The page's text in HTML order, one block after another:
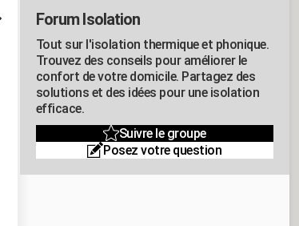
Forum Isolation
Tout sur l'isolation thermique et phonique.
Trouvez des conseils pour améliorer le
confort de votre domicile. Partagez des
solutions et des idées pour une isolation
efficace.
Suivre le groupe
Posez votre question